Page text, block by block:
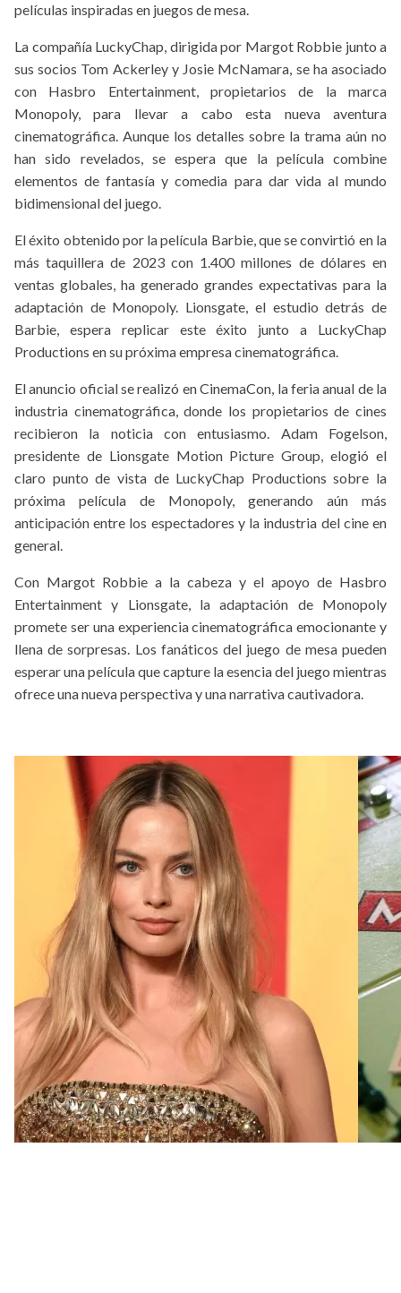
películas inspiradas en juegos de mesa.
La compañía LuckyChap, dirigida por Margot Robbie junto a
sus socios Tom Ackerley y Josie McNamara, se ha asociado
con Hasbro Entertainment, propietarios de la marca
Monopoly, para llevar a cabo esta nueva aventura
cinematográfica. Aunque los detalles sobre la trama aún no
han sido revelados, se espera que la película combine
elementos de fantasía y comedia para dar vida al mundo
bidimensional del juego.
El éxito obtenido por la película Barbie, que se convirtió en la
más taquillera de 2023 con 1.400 millones de dólares en
ventas globales, ha generado grandes expectativas para la
adaptación de Monopoly. Lionsgate, el estudio detrás de
Barbie, espera replicar este éxito junto a LuckyChap
Productions en su próxima empresa cinematográfica.
El anuncio oficial se realizó en CinemaCon, la feria anual de la
industria cinematográfica, donde los propietarios de cines
recibieron la noticia con entusiasmo. Adam Fogelson,
presidente de Lionsgate Motion Picture Group, elogió el
claro punto de vista de LuckyChap Productions sobre la
próxima película de Monopoly, generando aún más
anticipación entre los espectadores y la industria del cine en
general.
Con Margot Robbie a la cabeza y el apoyo de Hasbro
Entertainment y Lionsgate, la adaptación de Monopoly
promete ser una experiencia cinematográfica emocionante y
llena de sorpresas. Los fanáticos del juego de mesa pueden
esperar una película que capture la esencia del juego mientras
ofrece una nueva perspectiva y una narrativa cautivadora.